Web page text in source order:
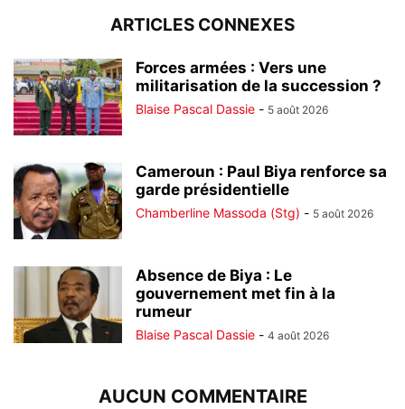
ARTICLES CONNEXES
Forces armées : Vers une
militarisation de la succession ?
Blaise Pascal Dassie - 5 août 2026
Cameroun : Paul Biya renforce sa
garde présidentielle
Chamberline Massoda (Stg) - 5 août 2026
Absence de Biya : Le
gouvernement met fin à la
rumeur
Blaise Pascal Dassie - 4 août 2026
AUCUN COMMENTAIRE